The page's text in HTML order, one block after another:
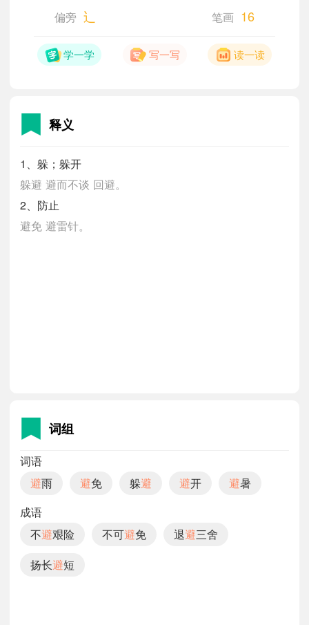
偏旁 辶 笔画 16
学一学 写一写 读一读
释义
1、躲；躲开
躲避 避而不谈 回避。
2、防止
避免 避雷针。
词组
词语
避雨 避免 躲避 避开 避暑
成语
不避艰险 不可避免 退避三舍
扬长避短